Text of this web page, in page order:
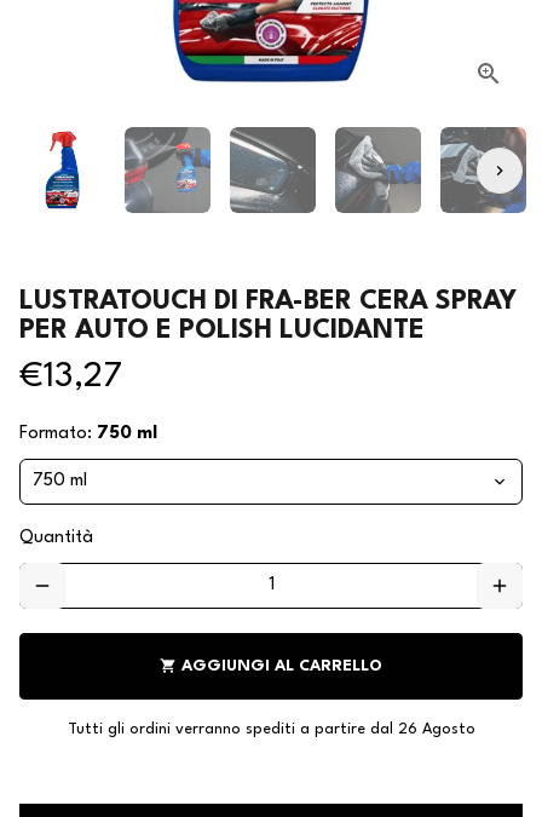
LUSTRATOUCH DI FRA-BER CERA SPRAY
PER AUTO E POLISH LUCIDANTE
€13,27
Formato: 750 ml
Quantità
remove add
shopping_cart AGGIUNGI AL CARRELLO
Tutti gli ordini verranno spediti a partire dal 26 Agosto